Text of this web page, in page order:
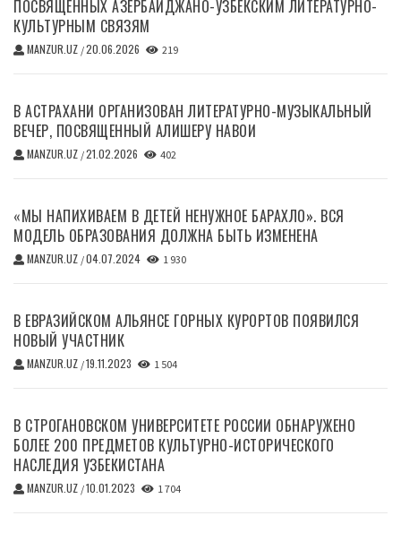
ПОСВЯЩЁННЫХ АЗЕРБАЙДЖАНО-УЗБЕКСКИМ ЛИТЕРАТУРНО-
КУЛЬТУРНЫМ СВЯЗЯМ
MANZUR.UZ /20.06.2026 219
В АСТРАХАНИ ОРГАНИЗОВАН ЛИТЕРАТУРНО-МУЗЫКАЛЬНЫЙ
ВЕЧЕР, ПОСВЯЩЕННЫЙ АЛИШЕРУ НАВОИ
MANZUR.UZ /21.02.2026 402
«МЫ НАПИХИВАЕМ В ДЕТЕЙ НЕНУЖНОЕ БАРАХЛО». ВСЯ
МОДЕЛЬ ОБРАЗОВАНИЯ ДОЛЖНА БЫТЬ ИЗМЕНЕНА
MANZUR.UZ /04.07.2024 1 930
В ЕВРАЗИЙСКОМ АЛЬЯНСЕ ГОРНЫХ КУРОРТОВ ПОЯВИЛСЯ
НОВЫЙ УЧАСТНИК
MANZUR.UZ /19.11.2023 1 504
В СТРОГАНОВСКОМ УНИВЕРСИТЕТЕ РОССИИ ОБНАРУЖЕНО
БОЛЕЕ 200 ПРЕДМЕТОВ КУЛЬТУРНО-ИСТОРИЧЕСКОГО
НАСЛЕДИЯ УЗБЕКИСТАНА
MANZUR.UZ /10.01.2023 1 704